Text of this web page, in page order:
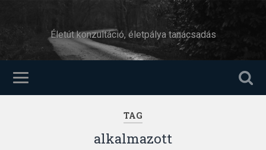
Életút konzultáció, életpálya tanácsadás
TAG
alkalmazott